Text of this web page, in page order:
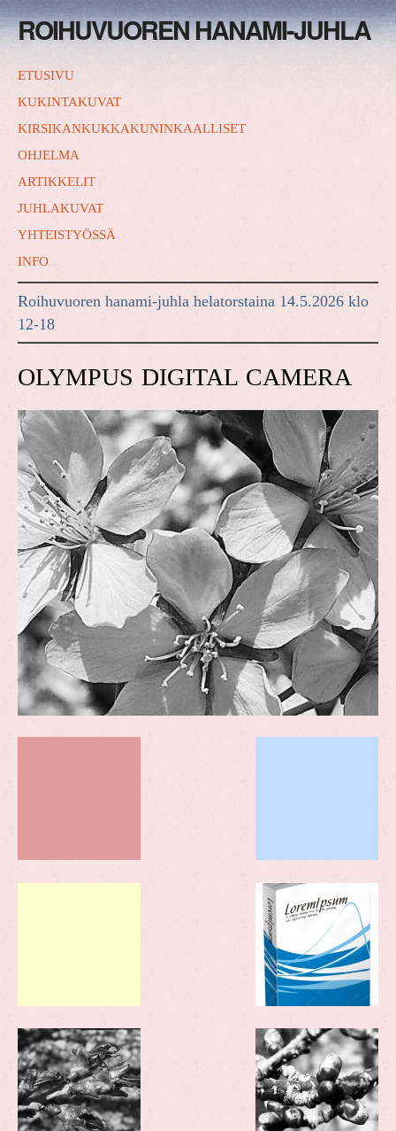
ROIHUVUOREN HANAMI-JUHLA
ETUSIVU
KUKINTAKUVAT
KIRSIKANKUKKAKUNINKAALLISET
OHJELMA
ARTIKKELIT
JUHLAKUVAT
YHTEISTYÖSSÄ
INFO
Roihuvuoren hanami-juhla helatorstaina 14.5.2026 klo
12-18
OLYMPUS DIGITAL CAMERA